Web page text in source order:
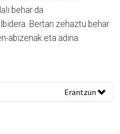
behar da
Bertan zehaztu behar
abizenak eta adina.
Erantzun